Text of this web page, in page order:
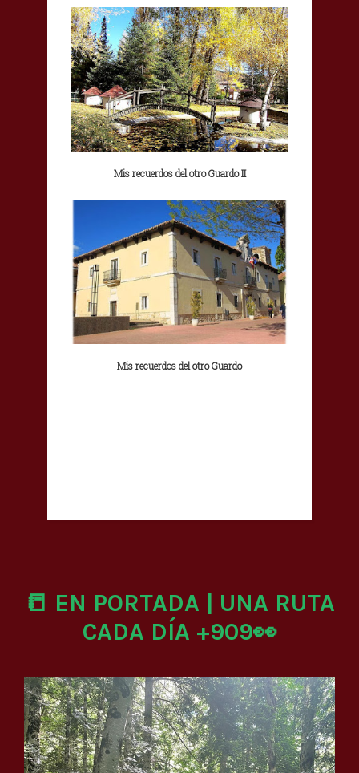
Mis recuerdos del otro Guardo II
Mis recuerdos del otro Guardo
📒 EN PORTADA | UNA RUTA
CADA DÍA +909👀